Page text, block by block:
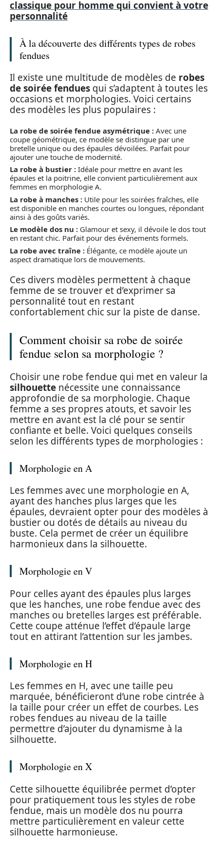
classique pour homme qui convient à votre
personnalité
À la découverte des différents types de robes
fendues
Il existe une multitude de modèles de robes
de soirée fendues qui s’adaptent à toutes les
occasions et morphologies. Voici certains
des modèles les plus populaires :
La robe de soirée fendue asymétrique : Avec une
coupe géométrique, ce modèle se distingue par une
bretelle unique ou des épaules dévoilées. Parfait pour
ajouter une touche de modernité.
La robe à bustier : Idéale pour mettre en avant les
épaules et la poitrine, elle convient particulièrement aux
femmes en morphologie A.
La robe à manches : Utile pour les soirées fraîches, elle
est disponible en manches courtes ou longues, répondant
ainsi à des goûts variés.
Le modèle dos nu : Glamour et sexy, il dévoile le dos tout
en restant chic. Parfait pour des événements formels.
La robe avec traîne : Élégante, ce modèle ajoute un
aspect dramatique lors de mouvements.
Ces divers modèles permettent à chaque
femme de se trouver et d’exprimer sa
personnalité tout en restant
confortablement chic sur la piste de danse.
Comment choisir sa robe de soirée
fendue selon sa morphologie ?
Choisir une robe fendue qui met en valeur la
silhouette nécessite une connaissance
approfondie de sa morphologie. Chaque
femme a ses propres atouts, et savoir les
mettre en avant est la clé pour se sentir
confiante et belle. Voici quelques conseils
selon les différents types de morphologies :
Morphologie en A
Les femmes avec une morphologie en A,
ayant des hanches plus larges que les
épaules, devraient opter pour des modèles à
bustier ou dotés de détails au niveau du
buste. Cela permet de créer un équilibre
harmonieux dans la silhouette.
Morphologie en V
Pour celles ayant des épaules plus larges
que les hanches, une robe fendue avec des
manches ou bretelles larges est préférable.
Cette coupe atténue l’effet d’épaule large
tout en attirant l’attention sur les jambes.
Morphologie en H
Les femmes en H, avec une taille peu
marquée, bénéficieront d’une robe cintrée à
la taille pour créer un effet de courbes. Les
robes fendues au niveau de la taille
permettre d’ajouter du dynamisme à la
silhouette.
Morphologie en X
Cette silhouette équilibrée permet d’opter
pour pratiquement tous les styles de robe
fendue, mais un modèle dos nu pourra
mettre particulièrement en valeur cette
silhouette harmonieuse.